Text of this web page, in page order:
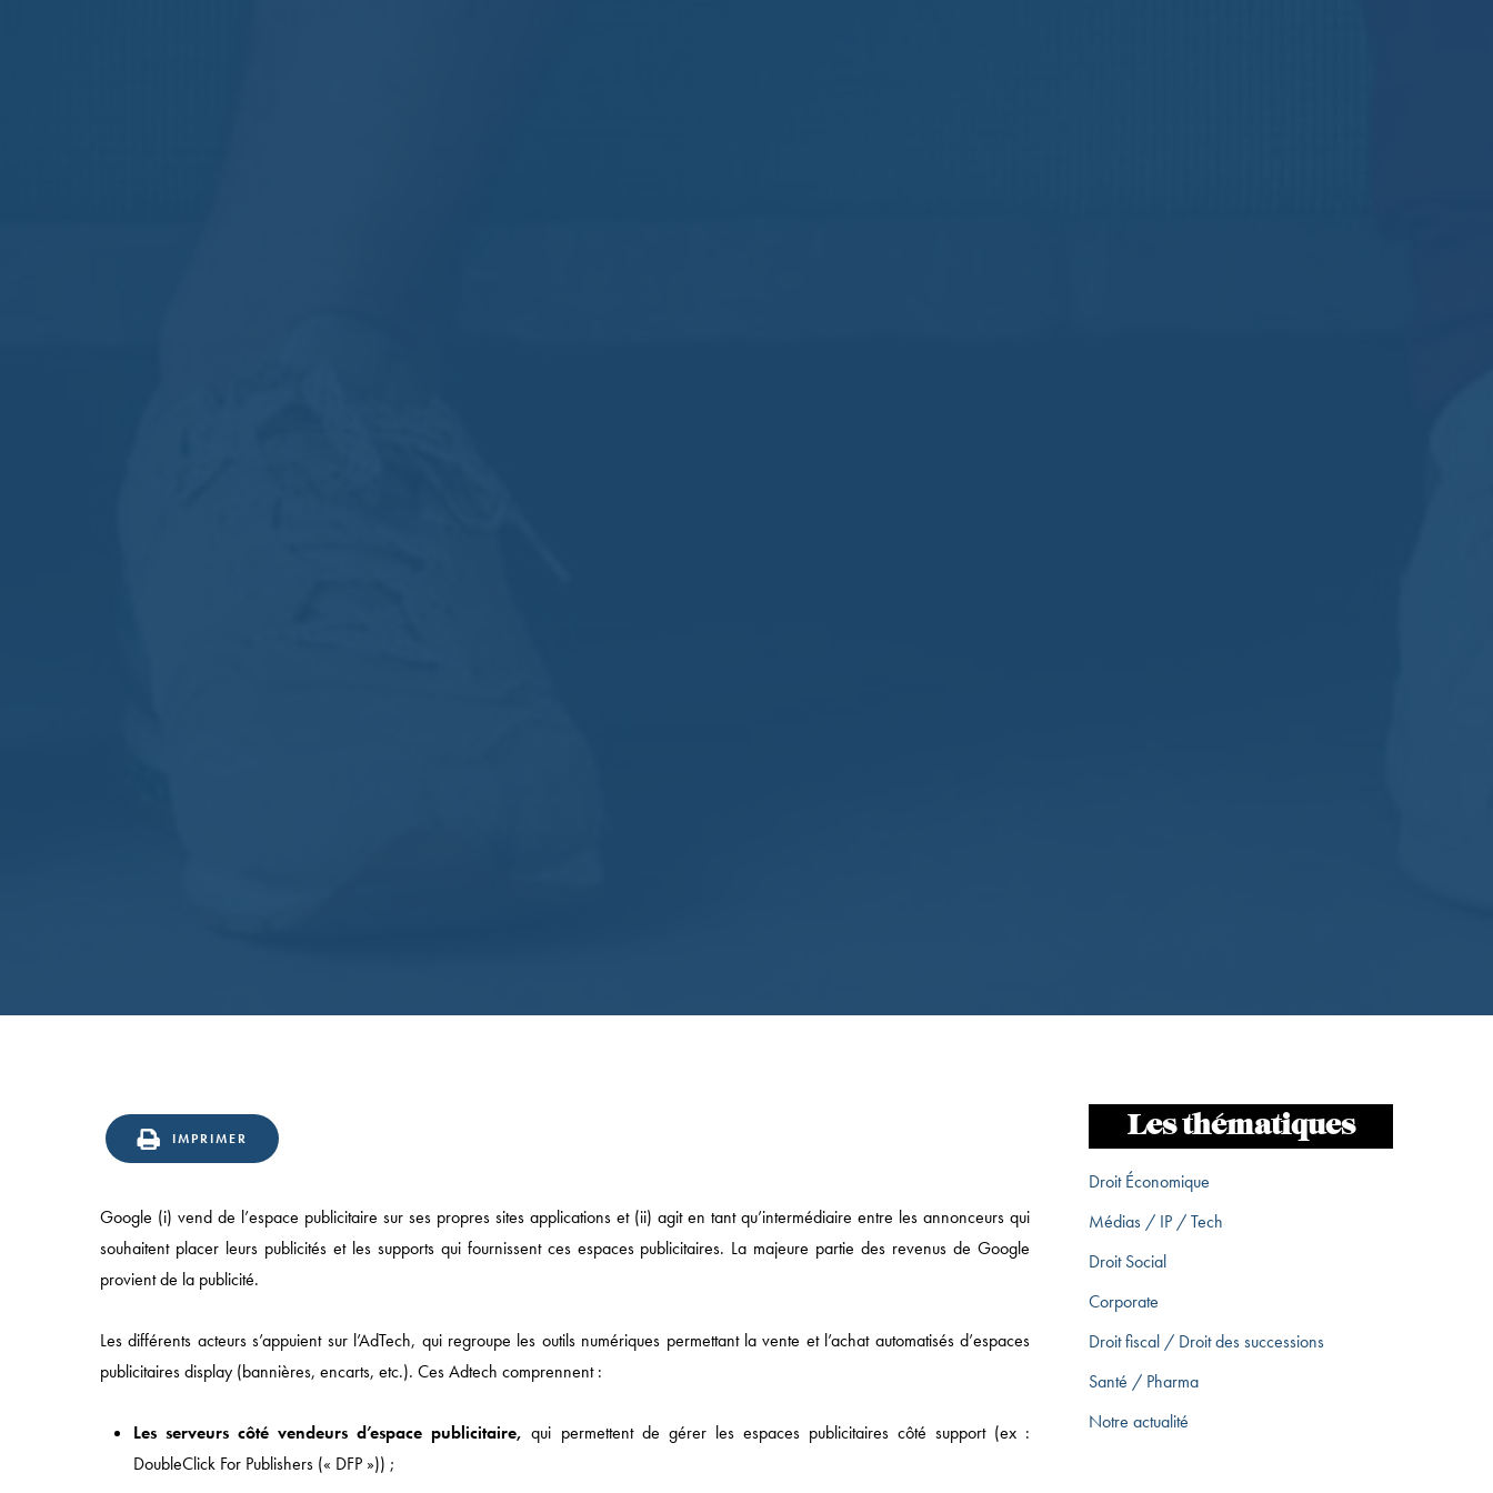
IMPRIMER
Google (i) vend de l’espace publicitaire sur ses propres sites applications et (ii) agit en tant qu’intermédiaire entre les annonceurs qui
souhaitent placer leurs publicités et les supports qui fournissent ces espaces publicitaires. La majeure partie des revenus de Google
provient de la publicité.
Les différents acteurs s’appuient sur l’AdTech, qui regroupe les outils numériques permettant la vente et l’achat automatisés d’espaces
publicitaires display (bannières, encarts, etc.). Ces Adtech comprennent :
Les serveurs côté vendeurs d’espace publicitaire,qui permettent de gérer les espaces publicitaires côté support (ex :
DoubleClick For Publishers (« DFP »)) ;
Les thématiques
Droit Économique
Médias / IP / Tech
Droit Social
Corporate
Droit fiscal / Droit des successions
Santé / Pharma
Notre actualité